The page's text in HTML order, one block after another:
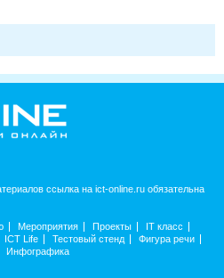
ссылка на ict-online.ru обязательна
Мероприятия Проекты
IT класс
ICT Life Тестовый стенд
Фигура речи
Инфографика